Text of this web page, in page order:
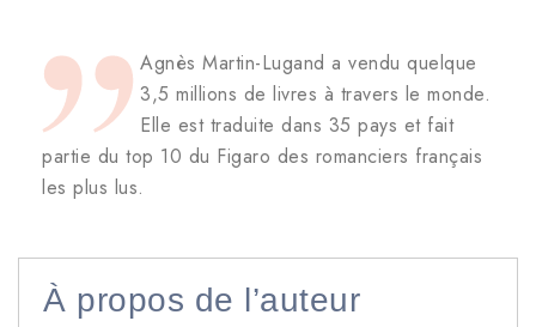
Agnès Martin-Lugand a vendu quelque
3,5 millions de livres à travers le monde.
Elle est traduite dans 35 pays et fait
partie du top 10 du Figaro des romanciers français
les plus lus.
À propos de l’auteur